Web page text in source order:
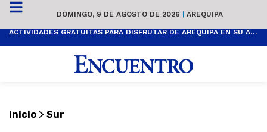
DOMINGO, 9 DE AGOSTO DE 2026 | AREQUIPA
ACTIVIDADES GRATUITAS PARA DISFRUTAR DE AREQUIPA EN SU ANIVERSARIO
Inicio > Sur